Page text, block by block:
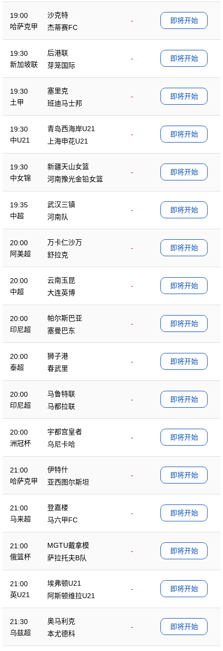
19:00
哈萨克甲
沙克特
-
杰蒂赛FC
即将开始
19:30
新加坡联
后港联
-
芽笼国际
即将开始
19:30
土甲
塞里克
-
班迪马士邦
即将开始
19:30
中U21
青岛西海岸U21
-
上海申花U21
即将开始
19:30
中女锦
新疆天山女篮
-
河南豫光金铅女篮
即将开始
19:35
中超
武汉三镇
-
河南队
即将开始
20:00
阿美超
万卡仁沙万
-
舒拉克
即将开始
20:00
中超
云南玉昆
-
大连英博
即将开始
20:00
印尼超
帕尔斯巴亚
-
塞曼巴东
即将开始
20:00
泰超
狮子港
-
春武里
即将开始
20:00
印尼超
马鲁特联
-
马都拉联
即将开始
20:00
洲冠杯
宇都宫皇者
-
乌尼卡哈
即将开始
21:00
哈萨克甲
伊特什
-
亚西图尔斯坦
即将开始
21:00
马来超
登嘉楼
-
马六甲FC
即将开始
21:00
俄篮杯
MGTU戴拿模
-
萨拉托夫B队
即将开始
21:00
英U21
埃弗顿U21
-
阿斯顿维拉U21
即将开始
21:30
乌兹超
奥马利克
-
本尤德科
即将开始